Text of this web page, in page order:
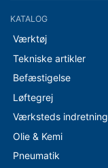
KATALOG
Værktøj
Tekniske artikler
Befæstigelse
Løftegrej
Værksteds indretning
Olie & Kemi
Pneumatik